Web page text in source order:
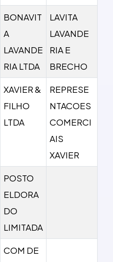
BONAVIT
A
LAVANDE
RIA LTDA
LAVITA
LAVANDE
RIA E
BRECHO
XAVIER &
FILHO
LTDA
REPRESE
NTACOES
COMERCI
AIS
XAVIER
POSTO
ELDORA
DO
LIMITADA
COM DE